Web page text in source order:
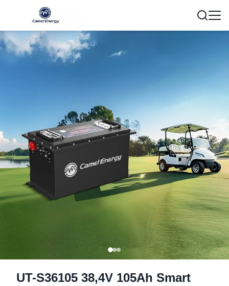
UT-S36105 38,4V 105Ah Smart